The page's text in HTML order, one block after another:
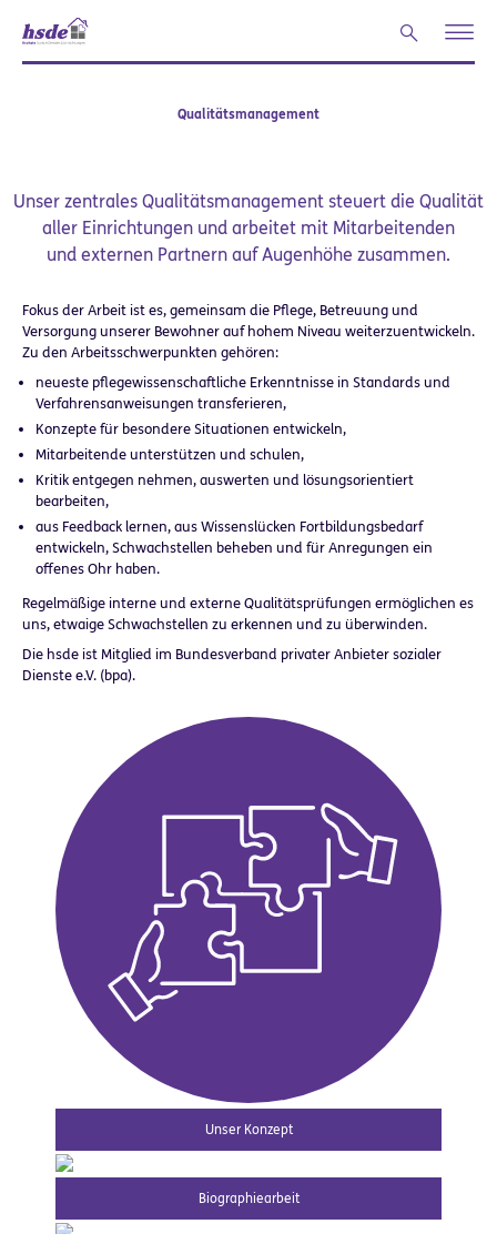
Qualitätsmanagement
Unser zentrales Qualitätsmanagement steuert die Qualität
aller Einrichtungen und arbeitet mit Mitarbeitenden
und externen Partnern auf Augenhöhe zusammen.
Fokus der Arbeit ist es, gemeinsam die Pflege, Betreuung und
Versorgung unserer Bewohner auf hohem Niveau weiterzuentwickeln.
Zu den Arbeitsschwerpunkten gehören:
neueste pflegewissenschaftliche Erkenntnisse in Standards und
Verfahrensanweisungen transferieren,
Konzepte für besondere Situationen entwickeln,
Mitarbeitende unterstützen und schulen,
Kritik entgegen nehmen, auswerten und lösungsorientiert
bearbeiten,
aus Feedback lernen, aus Wissenslücken Fortbildungsbedarf
entwickeln, Schwachstellen beheben und für Anregungen ein
offenes Ohr haben.
Regelmäßige interne und externe Qualitätsprüfungen ermöglichen es
uns, etwaige Schwachstellen zu erkennen und zu überwinden.
Die hsde ist Mitglied im Bundesverband privater Anbieter sozialer
Dienste e.V. (bpa).
Unser Konzept
Biographiearbeit